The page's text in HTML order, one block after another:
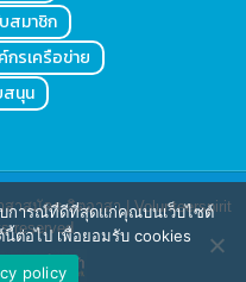
สมาชิก
กรเครือข่าย
สนุน
าสมัคร จิตอาสา | Volunteerspirit
reserved.
บการณ์ที่ดีที่สุดแก่คุณบนเว็บไซต์
ต่อไป เพื่อยอมรับ cookies
policy